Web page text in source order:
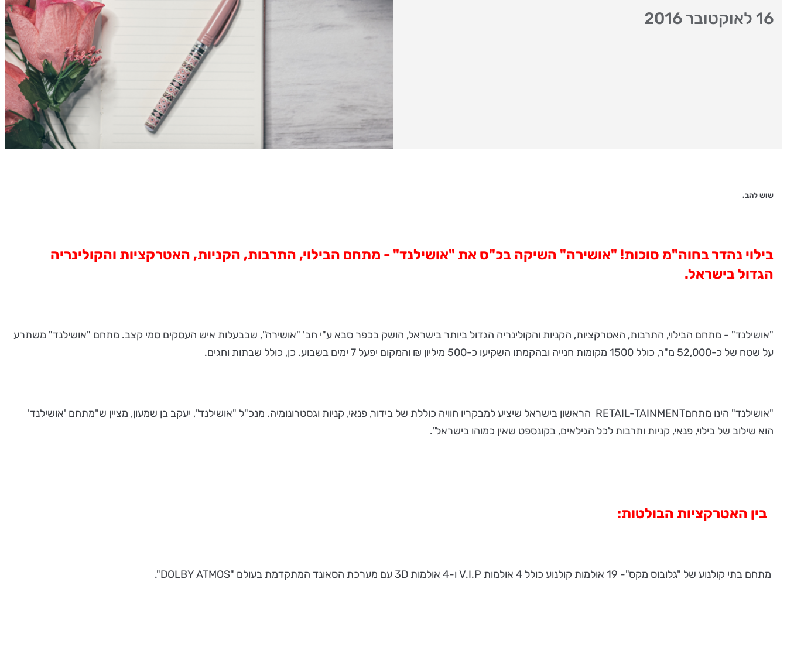
16 לאוקטובר 2016
שוש להב.
בילוי נהדר בחוה"מ סוכות! "אושירה" השיקה בכ"ס את "אושילנד" - מתחם הבילוי, התרבות, הקניות, האטרקציות והקולינריה
הגדול בישראל.
"אושילנד" - מתחם הבילוי, התרבות, האטרקציות, הקניות והקולינריה הגדול ביותר בישראל, הושק בכפר סבא ע"י חב' "אושירה", שבבעלות איש העסקים סמי קצב. מתחם "אושילנד" משתרע
על שטח של כ-52,000 מ"ר, כולל 1500 מקומות חנייה ובהקמתו השקיעו כ-500 מיליון ₪ והמקום יפעל 7 ימים בשבוע. כן, כולל שבתות וחגים.
"אושילנד" הינו מתחםRETAIL-TAINMENT הראשון בישראל שיציע למבקריו חוויה כוללת של בידור, פנאי, קניות וגסטרונומיה. מנכ"ל "אושילנד", יעקב בן שמעון, מציין ש"מתחם 'אושילנד'
הוא שילוב של בילוי, פנאי, קניות ותרבות לכל הגילאים, בקונספט שאין כמוהו בישראל".
בין האטרקציות הבולטות:
מתחם בתי קולנוע של "גלובוס מקס"- 19 אולמות קולנוע כולל 4 אולמות V.I.P ו-4 אולמות 3D עם מערכת הסאונד המתקדמת בעולם "DOLBY ATMOS".